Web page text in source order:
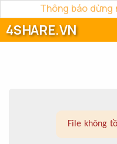
Thông báo
4SHARE.VN
File không